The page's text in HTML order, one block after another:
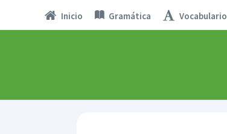
Inicio Gramática Vocabulario